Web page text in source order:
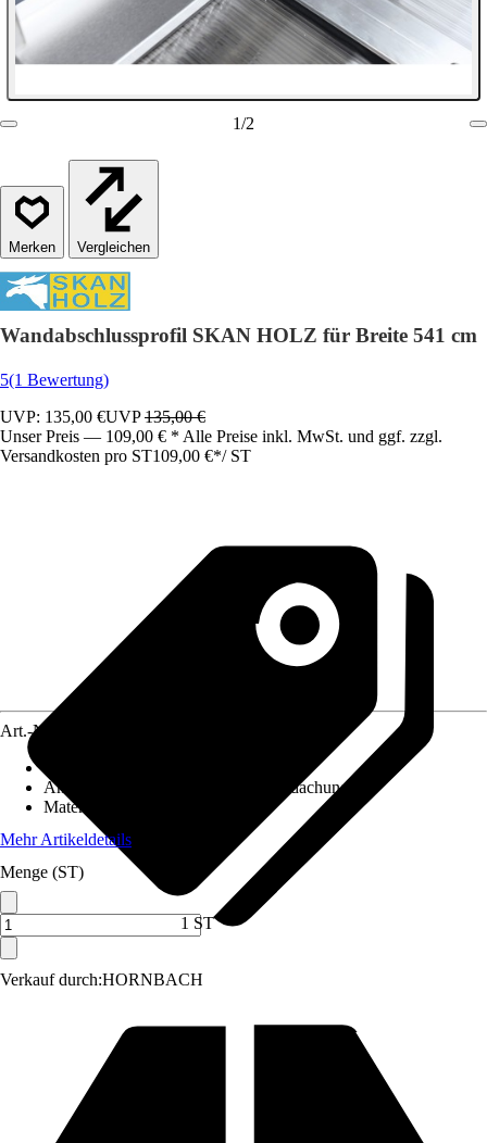
1/2
Vergleichen
Wandabschlussprofil SKAN HOLZ für Breite 541 cm
5(1 Bewertung)
UVP: 135,00 €UVP135,00 €
Unser Preis — 109,00 € * Alle Preise inkl. MwSt. und ggf. zzgl.
Versandkosten pro ST109,00 €*/ ST
Verkauf durch:HORNBACH
Art.-Nr.
Anwendungsbereich
Terrassenüberdachung
Material
Mehr Artikeldetails
Menge (ST)
1 ST